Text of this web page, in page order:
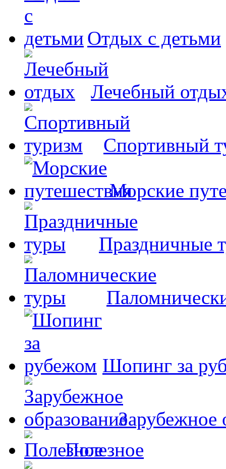
Отдых с детьми
Лечебный
Спортивный
Морские
Праздничные
Шопинг за
Зарубежное
Полезное